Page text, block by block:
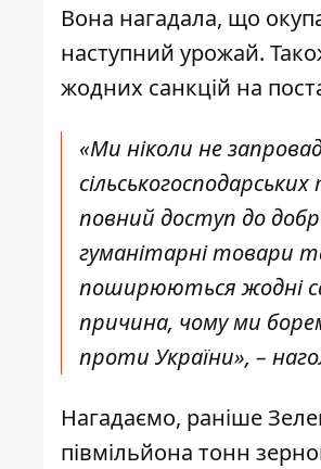
Вона нагадала, що
наступний урожай.
жодних санкцій на
«Ми ніколи не
повний доступ до
гуманітарні товари
поширюються жодні
причина, чому ми
проти України», –
Нагадаємо, раніше
півмільйона тонн